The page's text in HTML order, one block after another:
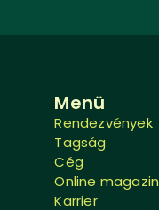
Menü
Rendezvények
Tagság
Cég
Online magazin
Karrier